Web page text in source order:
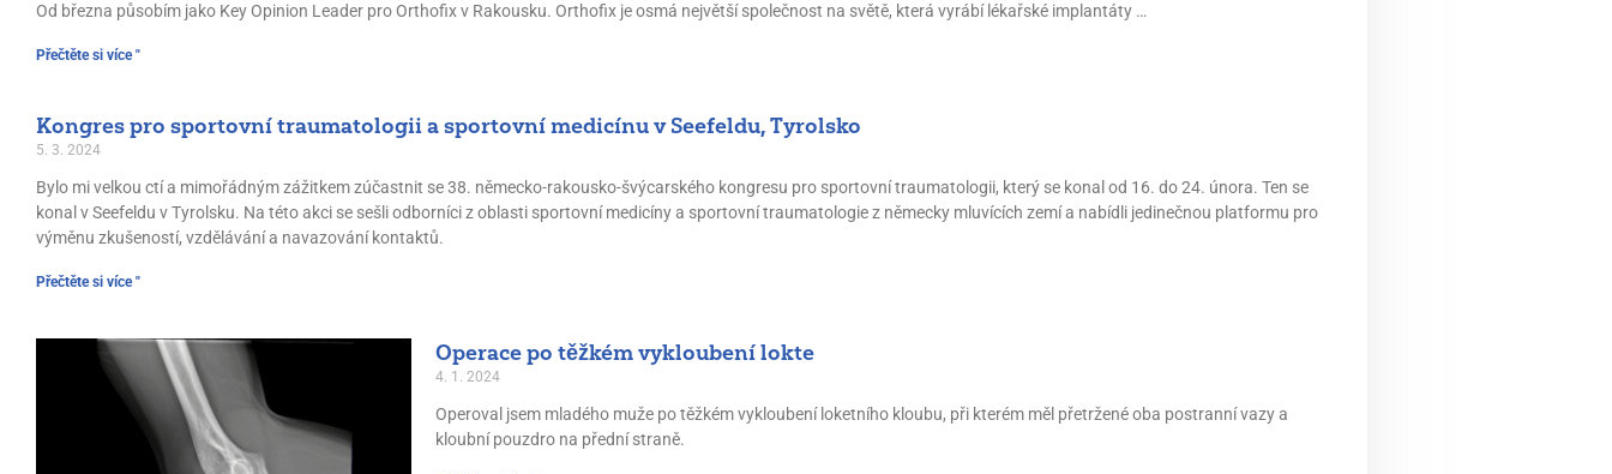
Od března působím jako Key Opinion Leader pro Orthofix v Rakousku. Orthofix je osmá největší společnost na světě, která vyrábí lékařské implantáty …
Přečtěte si více "
Kongres pro sportovní traumatologii a sportovní medicínu v Seefeldu, Tyrolsko
5. 3. 2024
Bylo mi velkou ctí a mimořádným zážitkem zúčastnit se 38. německo-rakousko-švýcarského kongresu pro sportovní traumatologii, který se konal od 16. do 24. února. Ten se
konal v Seefeldu v Tyrolsku. Na této akci se sešli odborníci z oblasti sportovní medicíny a sportovní traumatologie z německy mluvících zemí a nabídli jedinečnou platformu pro
výměnu zkušeností, vzdělávání a navazování kontaktů.
Přečtěte si více "
Operace po těžkém vykloubení lokte
4. 1. 2024
Operoval jsem mladého muže po těžkém vykloubení loketního kloubu, při kterém měl přetržené oba postranní vazy a
kloubní pouzdro na přední straně.